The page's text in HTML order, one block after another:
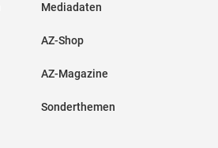
Mediadaten
AZ-Shop
AZ-Magazine
Sonderthemen